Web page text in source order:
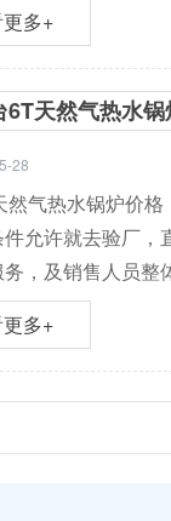
多+
6T天然气热水
28
然气热水锅炉价
允许就去验厂，
，及销售人员整
多+